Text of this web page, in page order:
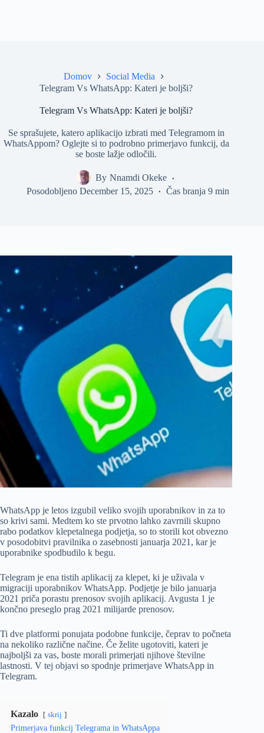
Domov
Social Media
Telegram Vs WhatsApp: Kateri je boljši?
Telegram Vs WhatsApp: Kateri je boljši?
Se sprašujete, katero aplikacijo izbrati med Telegramom in
WhatsAppom? Oglejte si to podrobno primerjavo funkcij, da
se boste lažje odločili.
By Nnamdi Okeke
Posodobljeno December 15, 2025 Čas branja 9 min
WhatsApp je letos izgubil veliko svojih uporabnikov in za to
so krivi sami. Medtem ko ste prvotno lahko zavrnili skupno
rabo podatkov klepetalnega podjetja, so to storili kot obvezno
v posodobitvi pravilnika o zasebnosti januarja 2021, kar je
uporabnike spodbudilo k begu.
Telegram je ena tistih aplikacij za klepet, ki je uživala v
migraciji uporabnikov WhatsApp. Podjetje je bilo januarja
2021 priča porastu prenosov svojih aplikacij. Avgusta 1 je
končno preseglo prag 2021 milijarde prenosov.
Ti dve platformi ponujata podobne funkcije, čeprav to počneta
na nekoliko različne načine. Če želite ugotoviti, kateri je
najboljši za vas, boste morali primerjati njihove številne
lastnosti. V tej objavi so spodnje primerjave WhatsApp in
Telegram.
Kazalo skrij
Primerjava funkcij Telegrama in WhatsAppa